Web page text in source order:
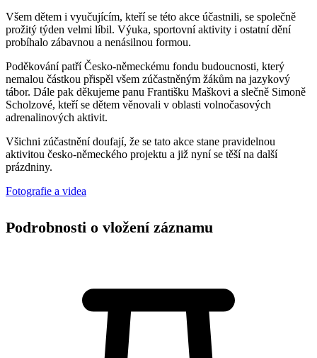
Všem dětem i vyučujícím, kteří se této akce účastnili, se společně
prožitý týden velmi líbil. Výuka, sportovní aktivity i ostatní dění
probíhalo zábavnou a nenásilnou formou.
Poděkování patří Česko-německému fondu budoucnosti, který
nemalou částkou přispěl všem zúčastněným žákům na jazykový
tábor. Dále pak děkujeme panu Františku Maškovi a slečně Simoně
Scholzové, kteří se dětem věnovali v oblasti volnočasových
adrenalinových aktivit.
Všichni zúčastnění doufají, že se tato akce stane pravidelnou
aktivitou česko-německého projektu a již nyní se těší na další
prázdniny.
Fotografie a videa
Podrobnosti o vložení záznamu